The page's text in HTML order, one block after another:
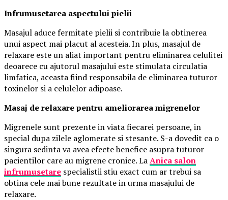
Infrumusetarea aspectului pielii
Masajul aduce fermitate pielii si contribuie la obtinerea
unui aspect mai placut al acesteia. In plus, masajul de
relaxare este un aliat important pentru eliminarea celulitei
deoarece cu ajutorul masajului este stimulata circulatia
limfatica, aceasta fiind responsabila de eliminarea tuturor
toxinelor si a celulelor adipoase.
Masaj de relaxare pentru ameliorarea migrenelor
Migrenele sunt prezente in viata fiecarei persoane, in
special dupa zilele aglomerate si stesante. S-a dovedit ca o
singura sedinta va avea efecte benefice asupra tuturor
pacientilor care au migrene cronice. LaAnica salon
infrumusetare specialistii stiu exact cum ar trebui sa
obtina cele mai bune rezultate in urma masajului de
relaxare.